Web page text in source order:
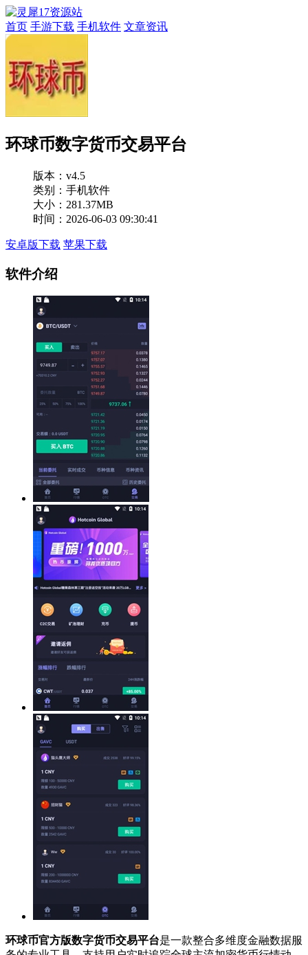
首页 手游下载 手机软件 文章资讯
环球币数字货币交易平台
版本： v4.5
类别：手机软件
大小：281.37MB
时间：2026-06-03 09:30:41
安卓版下载 苹果下载
软件介绍
环球币官方版数字货币交易平台是一款整合多维度金融数据服